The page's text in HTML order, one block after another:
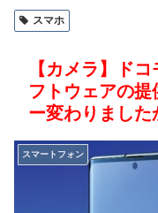
スマホ
【カメラ】ド
フトウェアの
ー変わりました
スマートフォン